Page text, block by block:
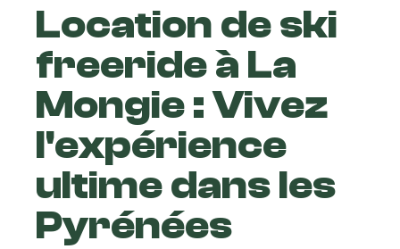
Location de ski
freeride à La
Mongie : Vivez
l'expérience
ultime dans les
Pyrénées